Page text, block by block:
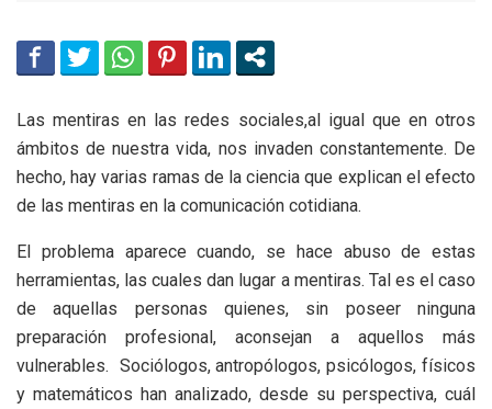
Las mentiras en las redes sociales,al igual que en otros
ámbitos de nuestra vida, nos invaden constantemente. De
hecho, hay varias ramas de la ciencia que explican el efecto
de las mentiras en la comunicación cotidiana.
El problema aparece cuando, se hace abuso de estas
herramientas, las cuales dan lugar a mentiras. Tal es el caso
de aquellas personas quienes, sin poseer ninguna
preparación profesional, aconsejan a aquellos más
vulnerables. Sociólogos, antropólogos, psicólogos, físicos
y matemáticos han analizado, desde su perspectiva, cuál